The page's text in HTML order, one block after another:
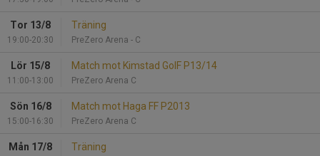
Tor 13/8
19:00-20:30
Träning
PreZero Arena - C
Lör 15/8
11:00-13:00
Match mot Kimstad GoIF P13/14
PreZero Arena C
Sön 16/8
15:00-16:30
Match mot Haga FF P2013
PreZero Arena C
Mån 17/8 Träning